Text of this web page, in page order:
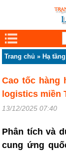
Trang chủ » Hạ tầng
Cao tốc hàng
logistics miền
13/12/2025 07:40
Phân tích và
cung ứng